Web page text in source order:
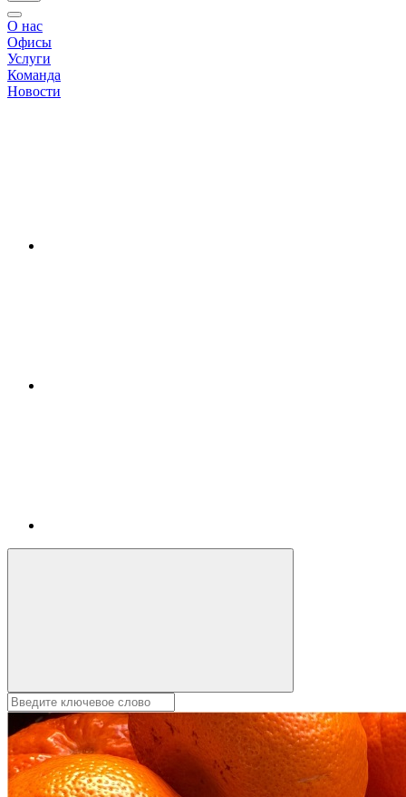
О нас
Офисы
Услуги
Команда
Новости